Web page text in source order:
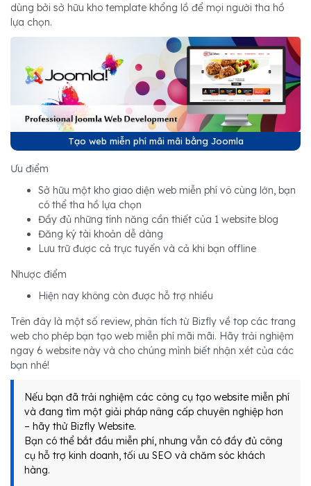
dùng bởi sở hữu kho template khổng lồ để mọi người tha hồ
lựa chọn.
Tạo web miễn phí mãi mãi bằng Joomla
Ưu điểm
Sở hữu một kho giao diện web miễn phí vô cùng lớn, bạn
có thể tha hồ lựa chọn
Đầy đủ những tính năng cần thiết của 1 website blog
Đăng ký tài khoản dễ dàng
Lưu trữ được cả trực tuyến và cả khi bạn offline
Nhược điểm
Hiện nay không còn được hỗ trợ nhiều
Trên đây là một số review, phân tích từ Bizfly về top các trang
web cho phép bạn tạo web miễn phí mãi mãi. Hãy trải nghiệm
ngay 6 website này và cho chúng mình biết nhận xét của các
bạn nhé!
Nếu bạn đã trải nghiệm các công cụ tạo website miễn phí
và đang tìm một giải pháp nâng cấp chuyên nghiệp hơn
– hãy thử Bizfly Website.
Bạn có thể bắt đầu miễn phí, nhưng vẫn có đầy đủ công
cụ hỗ trợ kinh doanh, tối ưu SEO và chăm sóc khách
hàng.